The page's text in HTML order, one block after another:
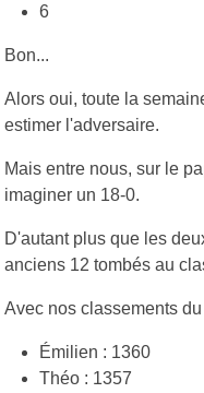
6
Bon...
Alors oui, toute la
estimer l'adversaire.
Mais entre nous, sur le
imaginer un 18-0.
D'autant plus que les
anciens 12 tombés au
Avec nos classements
Émilien : 1360
Théo : 1357